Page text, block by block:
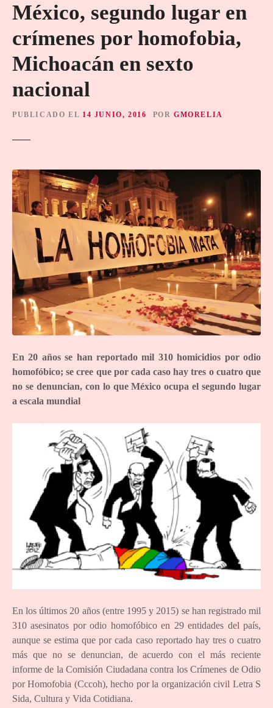
México, segundo lugar en
crímenes por homofobia,
Michoacán en sexto
nacional
PUBLICADO EL 14 JUNIO, 2016 POR GMORELIA
En 20 años se han reportado mil 310 homicidios por odio
homofóbico; se cree que por cada caso hay tres o cuatro que
no se denuncian, con lo que México ocupa el segundo lugar
a escala mundial
En los últimos 20 años (entre 1995 y 2015) se han registrado mil
310 asesinatos por odio homofóbico en 29 entidades del país,
aunque se estima que por cada caso reportado hay tres o cuatro
más que no se denuncian, de acuerdo con el más reciente
informe de la Comisión Ciudadana contra los Crímenes de Odio
por Homofobia (Cccoh), hecho por la organización civil Letra S
Sida, Cultura y Vida Cotidiana.